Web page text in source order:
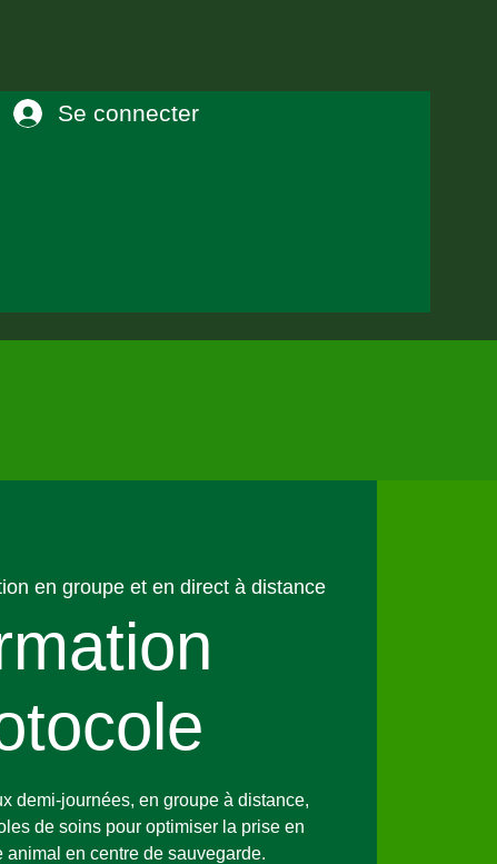
Se connecter
en groupe et en direct à distance
demi-journées, en groupe à distance,
de soins pour optimiser la prise en
animal en centre de sauvegarde.